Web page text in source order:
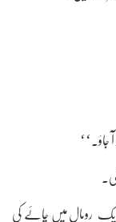
جاؤ۔‘‘
رومال میں چائے کی